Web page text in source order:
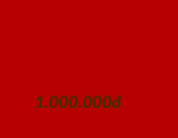
1.000.000đ